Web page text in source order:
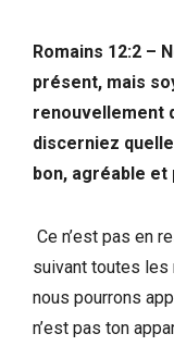
Romains 12:2 –
présent, mais
renouvellement
discerniez
bon, agréable et
Ce n’est pas en
suivant toutes
nous pourrons
n’est pas ton